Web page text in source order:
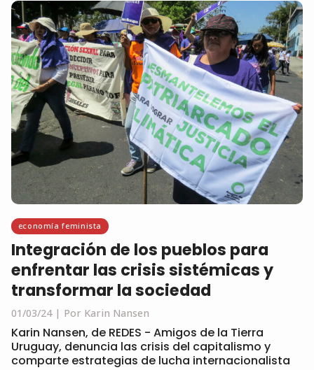
economía feminista
Integración de los pueblos para
enfrentar las crisis sistémicas y
transformar la sociedad
01/03/24 Por Karin Nansen
Karin Nansen, de REDES - Amigos de la Tierra
Uruguay, denuncia las crisis del capitalismo y
comparte estrategias de lucha internacionalista